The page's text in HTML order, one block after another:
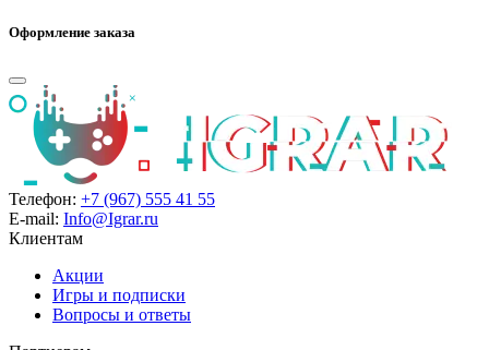
Оформление заказа
Телефон: +7 (967) 555 41 55
E-mail: Info@Igrar.ru
Клиентам
Акции
Игры и подписки
Вопросы и ответы